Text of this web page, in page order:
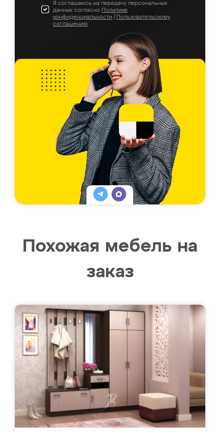
Я соглашаюсь на передачу персональных
данных согласно Политике
конфиденциальности
Пользовательскому
соглашению
Похожая мебель на
заказ